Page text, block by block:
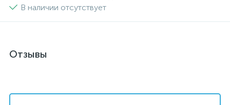
В наличии отсутствует
Отзывы